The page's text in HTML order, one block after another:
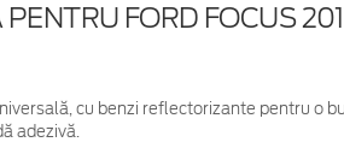
FORD FOCUS
cu benzi reflectorizante pentru o
adezivă.